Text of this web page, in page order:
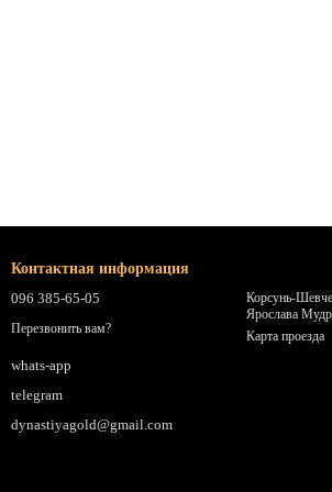
Контактная информация
096 385-65-05
Перезвонить вам?
whats-app
telegram
dynastiyagold@gmail.com
Корсунь-
Карта проезда